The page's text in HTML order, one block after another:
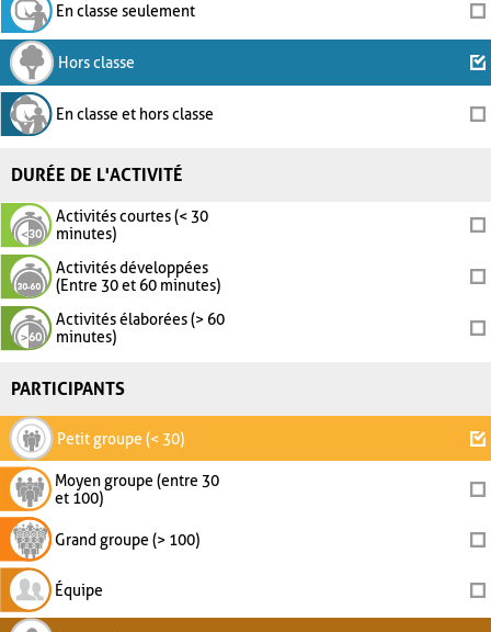
En classe seulement
Hors classe
En classe et hors classe
DURÉE DE L'ACTIVITÉ
Activités courtes (< 30
minutes)
Activités développées
(Entre 30 et 60 minutes)
Activités élaborées (> 60
minutes)
PARTICIPANTS
Petit groupe (< 30)
Moyen groupe (entre 30
et 100)
Grand groupe (> 100)
Équipe